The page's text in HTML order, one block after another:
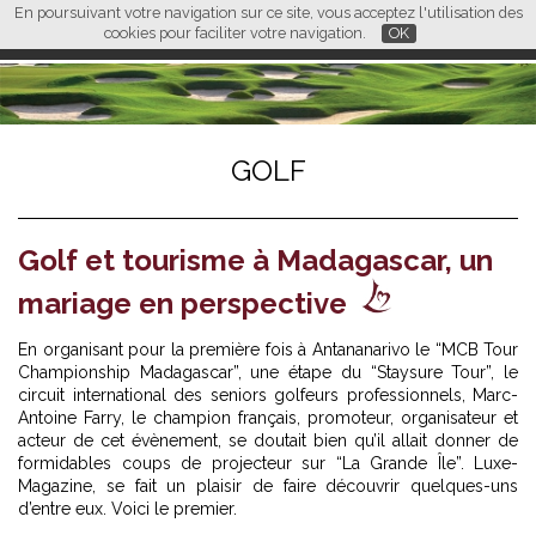
En poursuivant votre navigation sur ce site, vous acceptez l'utilisation des
cookies pour faciliter votre navigation.
OK
FR EN CN
L M
GOLF
Golf et tourisme à Madagascar, un
mariage en perspective
En organisant pour la première fois à Antananarivo le “MCB Tour
Championship Madagascar”, une étape du “Staysure Tour”, le
circuit international des seniors golfeurs professionnels, Marc-
Antoine Farry, le champion français, promoteur, organisateur et
acteur de cet évènement, se doutait bien qu’il allait donner de
formidables coups de projecteur sur “La Grande Île”. Luxe-
Magazine, se fait un plaisir de faire découvrir quelques-uns
d’entre eux. Voici le premier.